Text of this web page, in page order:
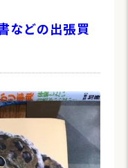
などの出張買